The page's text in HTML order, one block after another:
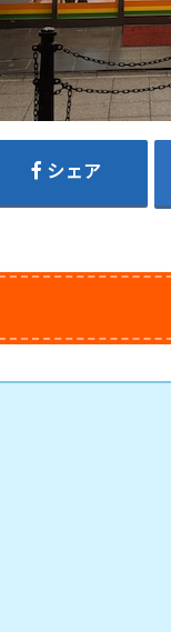
シェア